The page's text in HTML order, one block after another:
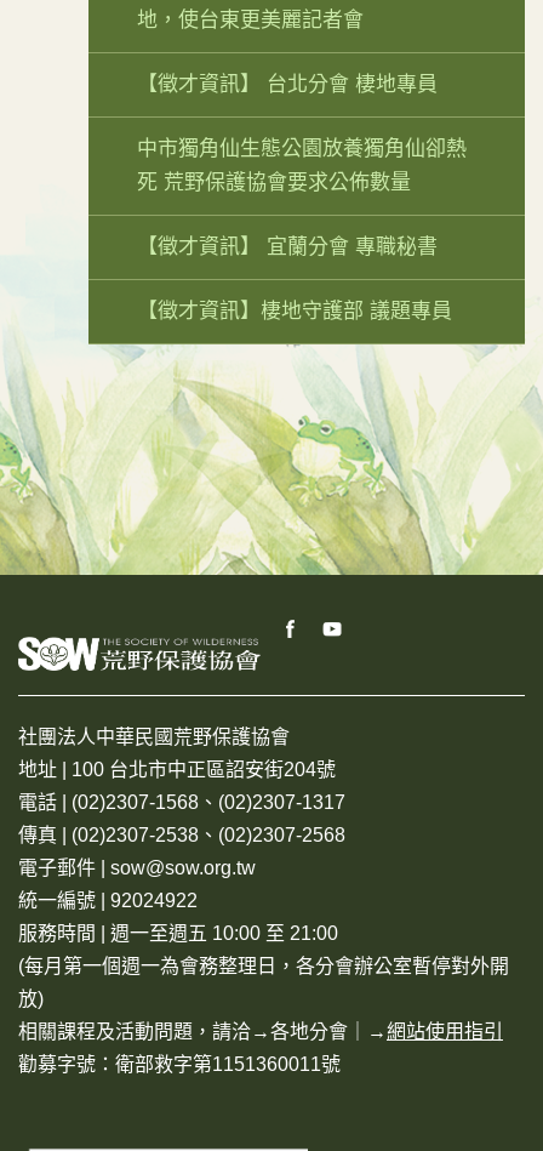
地，使台東更美麗記者會
【徵才資訊】 台北分會 棲地專員
中市獨角仙生態公園放養獨角仙卻熱
死 荒野保護協會要求公佈數量
【徵才資訊】 宜蘭分會 專職秘書
【徵才資訊】棲地守護部 議題專員
社團法人中華民國荒野保護協會
地址 | 100 台北市中正區詔安街204號
電話 | (02)2307-1568、(02)2307-1317
傳真 | (02)2307-2538、(02)2307-2568
電子郵件 | sow@sow.org.tw
統一編號 | 92024922
服務時間 | 週一至週五 10:00 至 21:00
(每月第一個週一為會務整理日，各分會辦公室暫停對外開
放)
相關課程及活動問題，請洽→各地分會 ｜→網站使用指引
勸募字號：衛部救字第1151360011號